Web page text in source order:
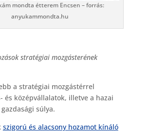
mondta étterem Encsen – forrás:
anyukammondta.hu
stratégiai mozgásterének
a stratégiai mozgástérrel
és középvállalatok, illetve a hazai
súlya.
szigorú és alacsony hozamot kínáló